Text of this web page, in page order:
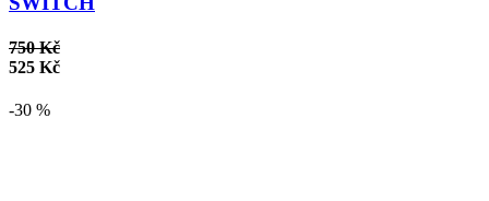
750 Kč
525 Kč
-30 %